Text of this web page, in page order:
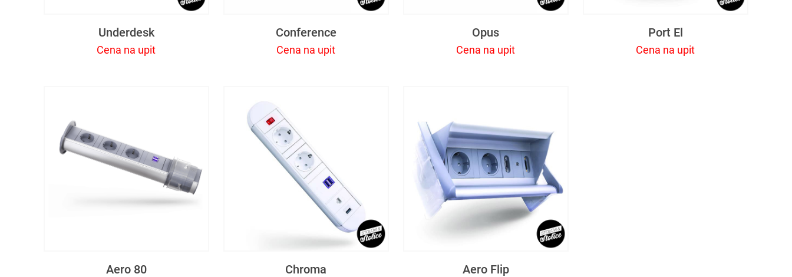
Underdesk
Cena na upit
Conference
Cena na upit
Opus
Cena na upit
Port El
Cena na upit
Aero 80 Chroma Aero Flip